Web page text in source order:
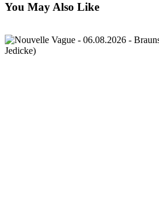
You May Also Like